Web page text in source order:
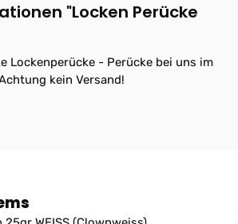
"Locken Perücke
Lockenperücke - Perücke bei uns im
kein Versand!